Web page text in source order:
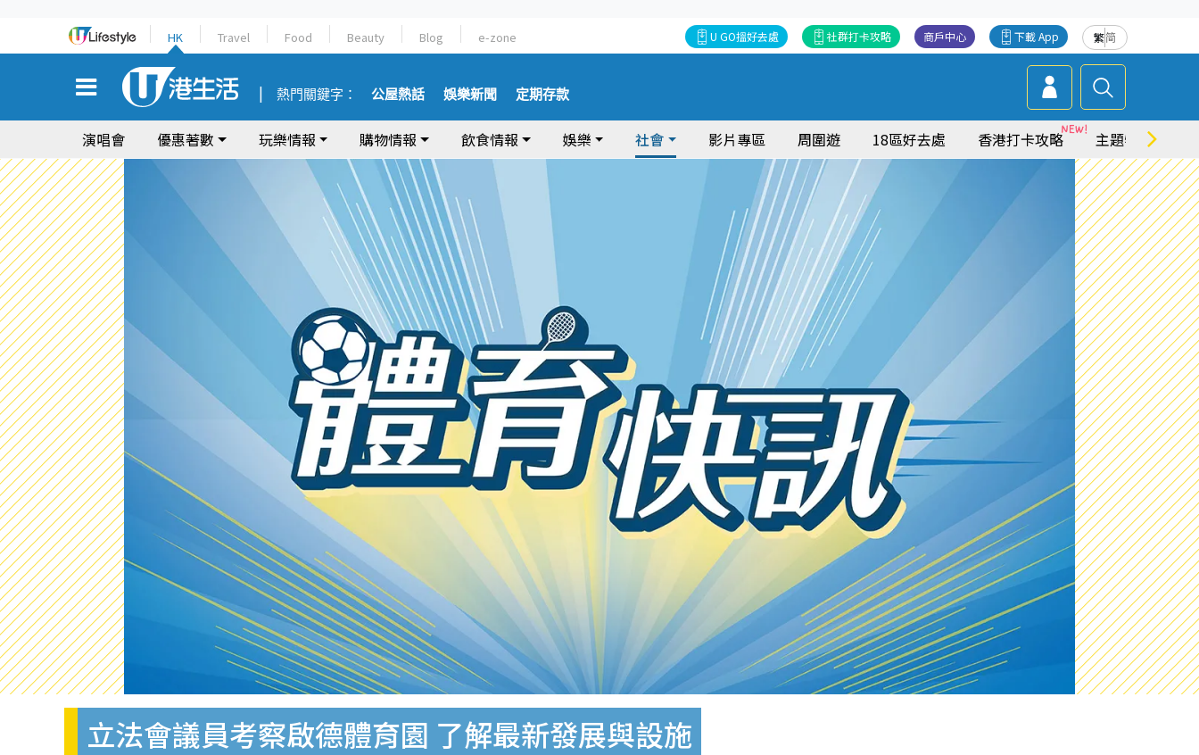
HK Travel Food Beauty Blog e-zone 繁简
下載 App
商戶中心
社群打卡攻略
U GO搵好去處
熱門關鍵字： 公屋熱話 娛樂新聞 定期存款
演唱會 優惠著數 玩樂情報 購物情報 飲食情報 娛樂 社會 影片專區 周圍遊 18區好去處 香港打卡攻略 主題特集
立法會議員考察啟德體育園 了解最新發展與設施